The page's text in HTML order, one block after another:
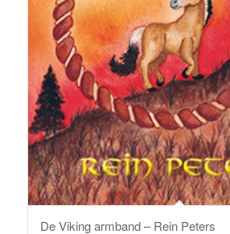
De Viking armband – Rein Peters